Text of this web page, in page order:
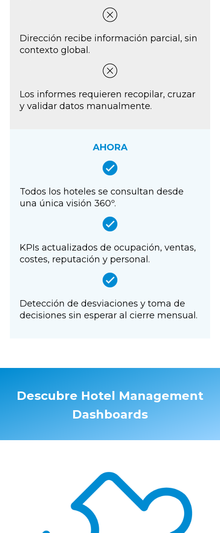
Dirección recibe información parcial, sin
contexto global.
Los informes requieren recopilar, cruzar
y validar datos manualmente.
AHORA
Todos los hoteles se consultan desde
una única visión 360º.
KPIs actualizados de ocupación, ventas,
costes, reputación y personal.
Detección de desviaciones y toma de
decisiones sin esperar al cierre mensual.
Descubre Hotel Management
Dashboards